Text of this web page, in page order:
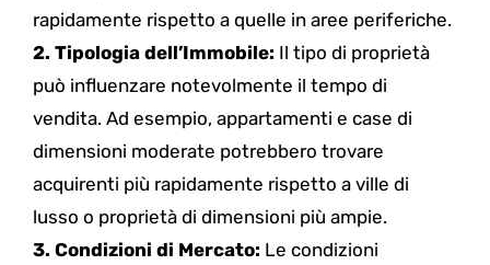
rapidamente rispetto a quelle in aree periferiche.
2. Tipologia dell’Immobile: Il tipo di proprietà
può influenzare notevolmente il tempo di
vendita. Ad esempio, appartamenti e case di
dimensioni moderate potrebbero trovare
acquirenti più rapidamente rispetto a ville di
lusso o proprietà di dimensioni più ampie.
3. Condizioni di Mercato: Le condizioni